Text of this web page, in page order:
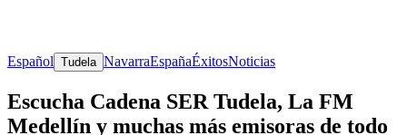
Español Tudela NavarraEspañaÉxitosNoticias
Escucha Cadena SER Tudela, La FM
Medellín y muchas más emisoras de todo